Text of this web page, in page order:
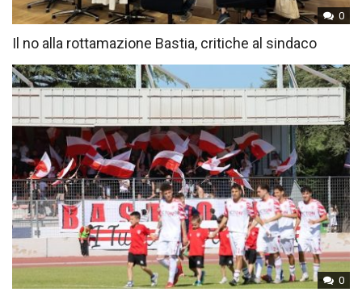
0
Il no alla rottamazione Bastia, critiche al sindaco
0